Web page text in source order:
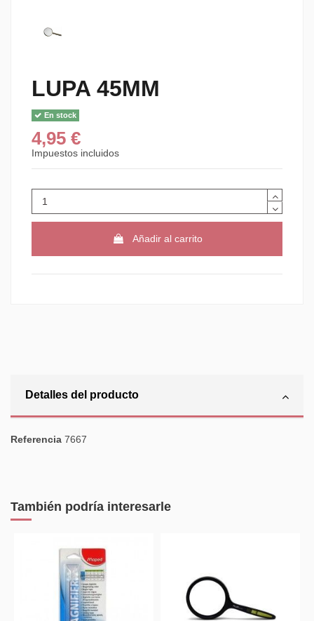
LUPA 45MM
En stock
4,95 €
Impuestos incluidos
Añadir al carrito
Detalles del producto
Referencia 7667
También podría interesarle